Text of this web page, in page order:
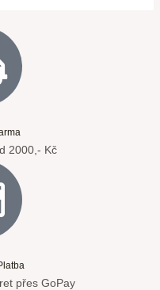
2000,- Kč
přes GoPay